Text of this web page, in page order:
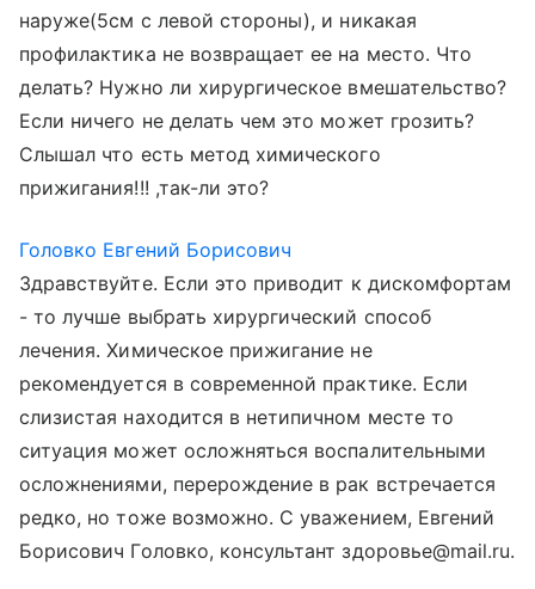
наруже(5см с левой стороны), и никакая
профилактика не возвращает ее на место. Что
делать? Нужно ли хирургическое вмешательство?
Если ничего не делать чем это может грозить?
Слышал что есть метод химического
прижигания!!! ,так-ли это?
Головко Евгений Борисович
Здравствуйте. Если это приводит к дискомфортам
- то лучше выбрать хирургический способ
лечения. Химическое прижигание не
рекомендуется в современной практике. Если
слизистая находится в нетипичном месте то
ситуация может осложняться воспалительными
осложнениями, перерождение в рак встречается
редко, но тоже возможно. С уважением, Евгений
Борисович Головко, консультант здоровье@mail.ru.